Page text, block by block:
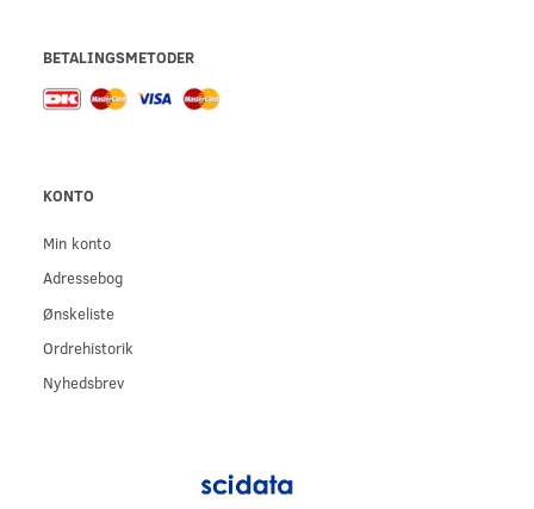
BETALINGSMETODER
KONTO
Min konto
Adressebog
Ønskeliste
Ordrehistorik
Nyhedsbrev